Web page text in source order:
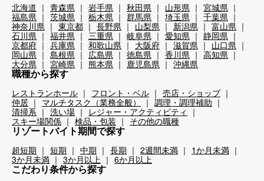
北海道 青森県 岩手県 秋田県 山形県
宮城県
福島県
茨城県 栃木県 群馬県 埼玉県
千葉県
神奈川県
東京都 長野県 山梨県 新潟県
富山県
石川県
福井県 三重県 岐阜県 愛知県
静岡県
京都府
兵庫県 和歌山県 大阪府 滋賀県
山口県
岡山県
島根県 広島県 徳島県 香川県
高知県
大分県
宮崎県 熊本県 鹿児島県 沖縄県
職種から探す
レストランホール フロント・ベル
売店・ショップ
仲居
マルチタスク（業務全般）
調理・調理補助
清掃系
洗い場
レジャー・アクティビティ
スキー場関係
検品・包装 その他の職種
リゾートバイト期間で探す
超短期 短期 中期 長期 2週間未満
1か月未満
3か月未満
3か月以上 6か月以上
こだわり条件から探す